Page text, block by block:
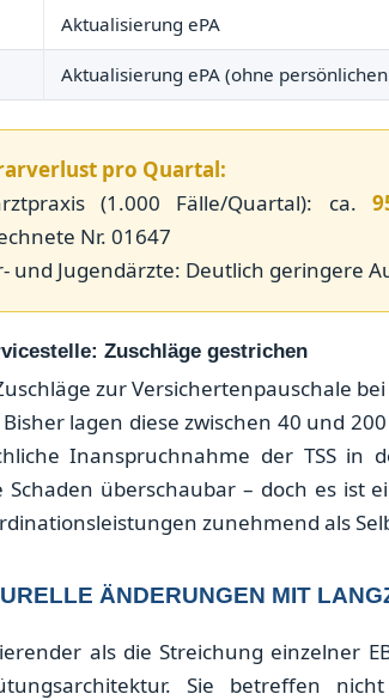
Aktualisierung ePA
Aktualisierung ePA (ohne
pro Quartal:
(1.000 Fälle/Quartal): ca.
Nr. 01647
und Jugendärzte: Deutlich geringere
Zuschläge gestrichen
zur Versichertenpauschale
lagen diese zwischen 40 und
Inanspruchnahme der TSS
Schaden überschaubar – doch es ist
zunehmend als
ÄNDERUNGEN MIT
als die Streichung einzelner
Sie betreffen